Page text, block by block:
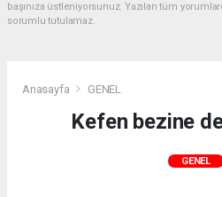
başınıza üstleniyorsunuz. Yazılan tüm
sorumlu tutulamaz.
Anasayfa GENEL
Kefen bezine
GENEL